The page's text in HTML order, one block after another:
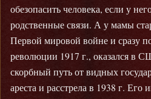
обезопасить человека, если у
родственные связи. А у мамы
Первой мировой войне и сразу
революции 1917 г., оказался в
скорбный путь от видных
ареста и расстрела в 1938 г. Его